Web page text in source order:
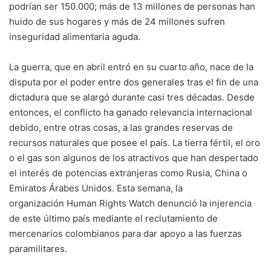
podrían ser 150.000; más de 13 millones de personas han
huido de sus hogares y más de 24 millones sufren
inseguridad alimentaria aguda.
La guerra, que en abril entró en su cuarto año, nace de la
disputa por el poder entre dos generales tras el fin de una
dictadura que se alargó durante casi tres décadas. Desde
entonces, el conflicto ha ganado relevancia internacional
debido, entre otras cosas, a las grandes reservas de
recursos naturales que posee el país. La tierra fértil, el oro
o el gas son algunos de los atractivos que han despertado
el interés de potencias extranjeras como Rusia, China o
Emiratos Árabes Unidos. Esta semana, la
organización Human Rights Watch denunció la injerencia
de este último país mediante el reclutamiento de
mercenarios colombianos para dar apoyo a las fuerzas
paramilitares.